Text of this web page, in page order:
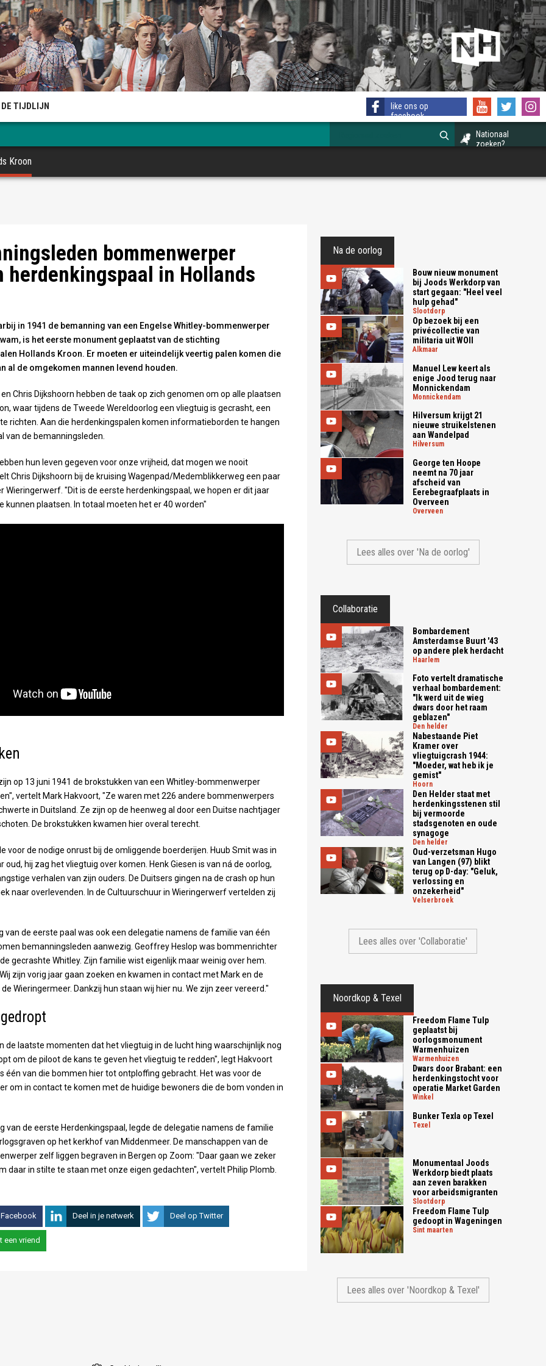
DE TIJDLIJN
like ons op
facebook
Nationaal
zoeken?
Kroon
bommenwerper
herdenkingspaal in Hollands
in 1941 de bemanning van een Engelse Whitley-bommenwerper
is het eerste monument geplaatst van de stichting
Hollands Kroon. Er moeten er uiteindelijk veertig palen komen die
al de omgekomen mannen levend houden.
Chris Dijkshoorn hebben de taak op zich genomen om op alle plaatsen
waar tijdens de Tweede Wereldoorlog een vliegtuig is gecrasht, een
richten. Aan die herdenkingspalen komen informatieborden te hangen
van de bemanningsleden.
hun leven gegeven voor onze vrijheid, dat mogen we nooit
Chris Dijkshoorn bij de kruising Wagenpad/Medemblikkerweg een paar
Wieringerwerf. "Dit is de eerste herdenkingspaal, we hopen er dit jaar
kunnen plaatsen. In totaal moeten het er 40 worden"
op 13 juni 1941 de brokstukken van een Whitley-bommenwerper
vertelt Mark Hakvoort, "Ze waren met 226 andere bommenwerpers
in Duitsland. Ze zijn op de heenweg al door een Duitse nachtjager
De brokstukken kwamen hier overal terecht.
voor de nodige onrust bij de omliggende boerderijen. Huub Smit was in
oud, hij zag het vliegtuig over komen. Henk Giesen is van ná de oorlog,
verhalen van zijn ouders. De Duitsers gingen na de crash op hun
naar overlevenden. In de Cultuurschuur in Wieringerwerf vertelden zij
van de eerste paal was ook een delegatie namens de familie van één
bemanningsleden aanwezig. Geoffrey Heslop was bommenrichter
gecrashte Whitley. Zijn familie wist eigenlijk maar weinig over hem.
zijn vorig jaar gaan zoeken en kwamen in contact met Mark en de
Wieringermeer. Dankzij hun staan wij hier nu. We zijn zeer vereerd."
de laatste momenten dat het vliegtuig in de lucht hing waarschijnlijk nog
om de piloot de kans te geven het vliegtuig te redden", legt Hakvoort
één van die bommen hier tot ontploffing gebracht. Het was voor de
om in contact te komen met de huidige bewoners die de bom vonden in
van de eerste Herdenkingspaal, legde de delegatie namens de familie
op het kerkhof van Middenmeer. De manschappen van de
zelf liggen begraven in Bergen op Zoom: "Daar gaan we zeker
daar in stilte te staan met onze eigen gedachten", vertelt Philip Plomb.
Deel in je netwerk Deel op Twitter
een vriend
Na de oorlog
Bouw nieuw monument
bij Joods Werkdorp van
start gegaan: "Heel veel
hulp gehad"
slootdorp
Op bezoek bij een
privécollectie van
militaria uit WOII
alkmaar
Manuel Lew keert als
enige Jood terug naar
Monnickendam
monnickendam
Hilversum krijgt 21
nieuwe struikelstenen
aan Wandelpad
hilversum
George ten Hoope
neemt na 70 jaar
afscheid van
Eerebegraafplaats in
Overveen
overveen
Lees alles over 'Na de oorlog'
Collaboratie
Bombardement
Amsterdamse Buurt '43
op andere plek herdacht
haarlem
Foto vertelt dramatische
verhaal bombardement:
"Ik werd uit de wieg
dwars door het raam
geblazen"
den helder
Nabestaande Piet
Kramer over
vliegtuigcrash 1944:
"Moeder, wat heb ik je
gemist"
hoorn
Den Helder staat met
herdenkingsstenen stil
bij vermoorde
stadsgenoten en oude
synagoge
den helder
Oud-verzetsman Hugo
van Langen (97) blikt
terug op D-day: "Geluk,
verlossing en
onzekerheid"
velserbroek
Lees alles over 'Collaboratie'
Noordkop & Texel
Freedom Flame Tulp
geplaatst bij
oorlogsmonument
Warmenhuizen
warmenhuizen
Dwars door Brabant: een
herdenkingstocht voor
operatie Market Garden
winkel
Bunker Texla op Texel
texel
Monumentaal Joods
Werkdorp biedt plaats
aan zeven barakken
voor arbeidsmigranten
slootdorp
Freedom Flame Tulp
gedoopt in Wageningen
sint maarten
Lees alles over 'Noordkop & Texel'